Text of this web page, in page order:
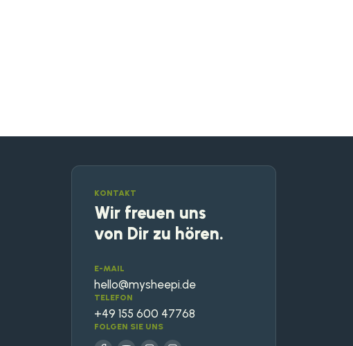
KONTAKT
Wir freuen uns
von Dir zu hören.
E-MAIL
hello@mysheepi.de
TELEFON
+49 155 600 47768
FOLGEN SIE UNS